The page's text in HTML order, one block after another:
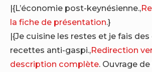
|{L’économie post-keynésienne.,
la fiche de présentation.}
|{Je cuisine les restes et je fais
recettes anti-gaspi.,Redirection
description complète. Ouvrage